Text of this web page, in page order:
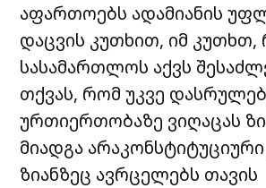
აფართოებს ადამიანის
დაცვის კუთხით, იმ კუთხთ,
სასამართლოს აქვს
თქვას, რომ უკვე
ურთიერთობაზე ვიღაცას
მიადგა
ზიანზეც ავრცელებს თავის